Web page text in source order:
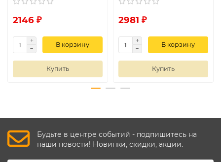
2146 ₽
В корзину
Купить
2981 ₽
В корзину
Купить
Будьте в центре событий - подпишитесь на
наши новости! Новинки, скидки, акции.